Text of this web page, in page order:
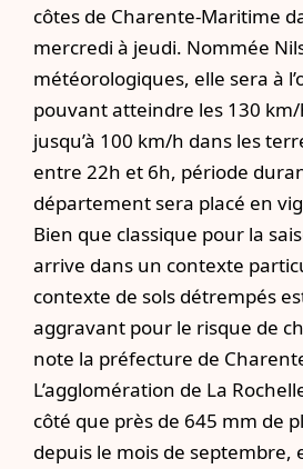
côtes de Charente-Maritime
mercredi à jeudi. Nommée
météorologiques, elle sera à
pouvant atteindre les 130
jusqu’à 100 km/h dans les
entre 22h et 6h, période
département sera placé en
Bien que classique pour la
arrive dans un contexte
contexte de sols détrempés
aggravant pour le risque de
note la préfecture de
L’agglomération de La
côté que près de 645 mm de
depuis le mois de